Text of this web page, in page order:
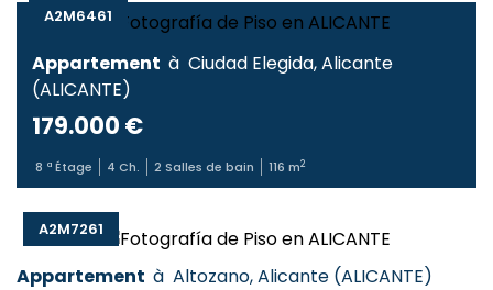
A2M6461
Appartement à Ciudad Elegida,Alicante
(ALICANTE)
179.000 €
8 ª Étage 4 Ch. 2 Salles de bain 116 m2
A2M7261
Appartement à Altozano,Alicante (ALICANTE)